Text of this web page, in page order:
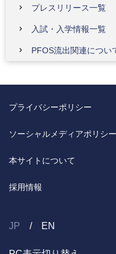
プレスリリース一覧
入試・入学情報一覧
PFOS流出関連につい
プライバシーポリシー
ソーシャルメディアポリシー
本サイトについて
採用情報
JP EN